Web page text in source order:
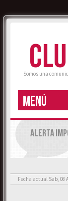
Somos una
MENÚ
ALERTA
Fecha actual Sab, 08